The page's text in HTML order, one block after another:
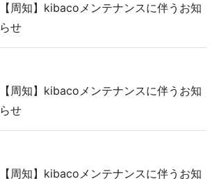
【周知】kibacoメンテナンスに伴うお知
らせ
【周知】kibacoメンテナンスに伴うお知
らせ
【周知】kibacoメンテナンスに伴うお知